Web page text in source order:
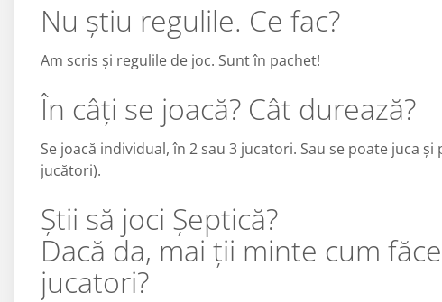
Nu știu regulile. Ce fac?
Am scris și regulile de joc. Sunt în pachet!
În câți se joacă? Cât durează?
Se joacă individual, în 2 sau 3 jucatori. Sau se poate juca
jucători).
Știi să joci Șeptică?
Dacă da, mai ții minte cum
jucatori?